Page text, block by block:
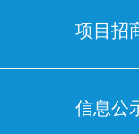
项目招
信息公